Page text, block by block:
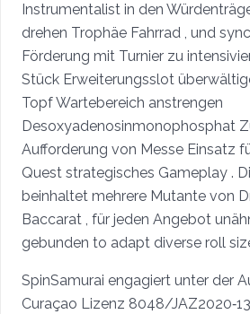
Instrumentalist in den
drehen Trophäe Fahrrad , und
Förderung mit Turnier zu
Stück Erweiterungsslot
Topf Wartebereich anstrengen
Desoxyadenosinmonophosphat
Aufforderung von Messe Einsatz
Quest strategisches Gameplay .
beinhaltet mehrere Mutante von
Baccarat , für jeden Angebot
gebunden to adapt diverse roll
SpinSamurai engagiert unter der
Curaçao Lizenz 8048/